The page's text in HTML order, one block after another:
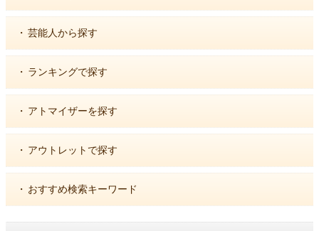
・ 芸能人から探す
・ ランキングで探す
・ アトマイザーを探す
・ アウトレットで探す
・ おすすめ検索キーワード